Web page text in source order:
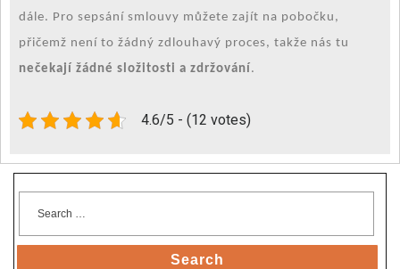
dále. Pro sepsání smlouvy můžete zajít na pobočku,
přičemž není to žádný zdlouhavý proces, takže nás tu
nečekají žádné složitosti a zdržování .
4.6/5 - (12 votes)
Search